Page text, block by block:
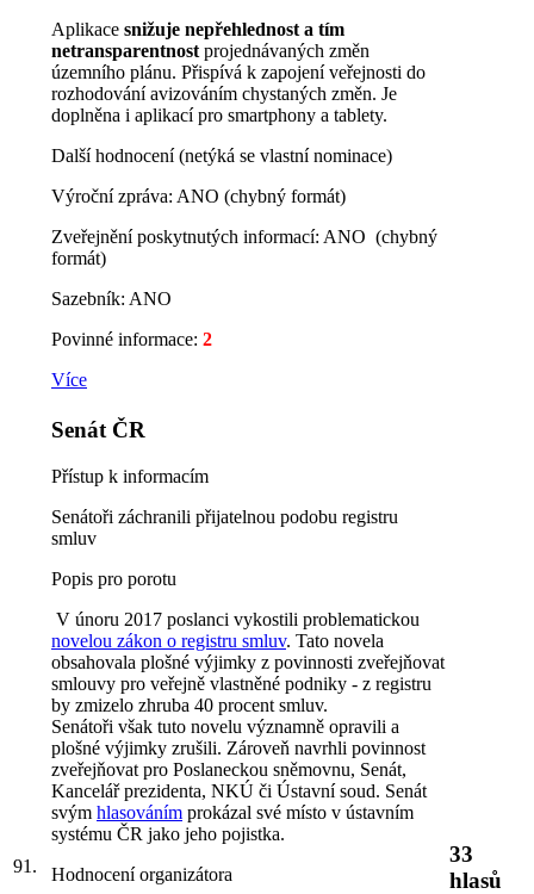
Aplikace snižuje nepřehlednost a tím
netransparentnost projednávaných změn
územního plánu. Přispívá k zapojení veřejnosti do
rozhodování avizováním chystaných změn. Je
doplněna i aplikací pro smartphony a tablety.
Další hodnocení (netýká se vlastní nominace)
Výroční zpráva: ANO (chybný formát)
Zveřejnění poskytnutých informací: ANO (chybný
formát)
Sazebník: ANO
Povinné informace: 2
Více
91.
Senát ČR
Přístup k informacím
Senátoři záchranili přijatelnou podobu registru
smluv
Popis pro porotu
V únoru 2017 poslanci vykostili problematickou
novelou zákon o registru smluv. Tato novela
obsahovala plošné výjimky z povinnosti zveřejňovat
smlouvy pro veřejně vlastněné podniky - z registru
by zmizelo zhruba 40 procent smluv.
Senátoři však tuto novelu významně opravili a
plošné výjimky zrušili. Zároveň navrhli povinnost
zveřejňovat pro Poslaneckou sněmovnu, Senát,
Kancelář prezidenta, NKÚ či Ústavní soud. Senát
svým hlasováním prokázal své místo v ústavním
systému ČR jako jeho pojistka.
Hodnocení organizátora
33
hlasů